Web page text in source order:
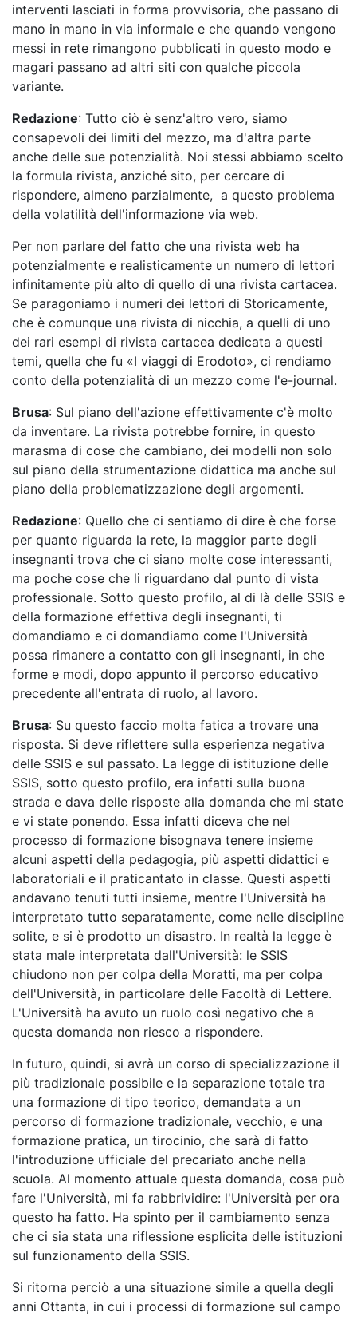
interventi lasciati in forma provvisoria, che passano di
mano in mano in via informale e che quando vengono
messi in rete rimangono pubblicati in questo modo e
magari passano ad altri siti con qualche piccola
variante.
Redazione: Tutto ciò è senz'altro vero, siamo
consapevoli dei limiti del mezzo, ma d'altra parte
anche delle sue potenzialità. Noi stessi abbiamo scelto
la formula rivista, anziché sito, per cercare di
rispondere, almeno parzialmente, a questo problema
della volatilità dell'informazione via web.
Per non parlare del fatto che una rivista web ha
potenzialmente e realisticamente un numero di lettori
infinitamente più alto di quello di una rivista cartacea.
Se paragoniamo i numeri dei lettori di Storicamente,
che è comunque una rivista di nicchia, a quelli di uno
dei rari esempi di rivista cartacea dedicata a questi
temi, quella che fu «I viaggi di Erodoto», ci rendiamo
conto della potenzialità di un mezzo come l'e-journal.
Brusa: Sul piano dell'azione effettivamente c'è molto
da inventare. La rivista potrebbe fornire, in questo
marasma di cose che cambiano, dei modelli non solo
sul piano della strumentazione didattica ma anche sul
piano della problematizzazione degli argomenti.
Redazione: Quello che ci sentiamo di dire è che forse
per quanto riguarda la rete, la maggior parte degli
insegnanti trova che ci siano molte cose interessanti,
ma poche cose che li riguardano dal punto di vista
professionale. Sotto questo profilo, al di là delle SSIS e
della formazione effettiva degli insegnanti, ti
domandiamo e ci domandiamo come l'Università
possa rimanere a contatto con gli insegnanti, in che
forme e modi, dopo appunto il percorso educativo
precedente all'entrata di ruolo, al lavoro.
Brusa: Su questo faccio molta fatica a trovare una
risposta. Si deve riflettere sulla esperienza negativa
delle SSIS e sul passato. La legge di istituzione delle
SSIS, sotto questo profilo, era infatti sulla buona
strada e dava delle risposte alla domanda che mi state
e vi state ponendo. Essa infatti diceva che nel
processo di formazione bisognava tenere insieme
alcuni aspetti della pedagogia, più aspetti didattici e
laboratoriali e il praticantato in classe. Questi aspetti
andavano tenuti tutti insieme, mentre l'Università ha
interpretato tutto separatamente, come nelle discipline
solite, e si è prodotto un disastro. In realtà la legge è
stata male interpretata dall'Università: le SSIS
chiudono non per colpa della Moratti, ma per colpa
dell'Università, in particolare delle Facoltà di Lettere.
L'Università ha avuto un ruolo così negativo che a
questa domanda non riesco a rispondere.
In futuro, quindi, si avrà un corso di specializzazione il
più tradizionale possibile e la separazione totale tra
una formazione di tipo teorico, demandata a un
percorso di formazione tradizionale, vecchio, e una
formazione pratica, un tirocinio, che sarà di fatto
l'introduzione ufficiale del precariato anche nella
scuola. Al momento attuale questa domanda, cosa può
fare l'Università, mi fa rabbrividire: l'Università per ora
questo ha fatto. Ha spinto per il cambiamento senza
che ci sia stata una riflessione esplicita delle istituzioni
sul funzionamento della SSIS.
Si ritorna perciò a una situazione simile a quella degli
anni Ottanta, in cui i processi di formazione sul campo